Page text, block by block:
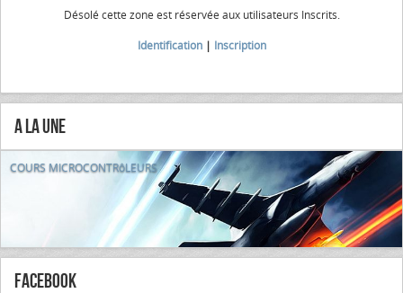
Désolé cette zone est réservée aux utilisateurs Inscrits.
Identification| Inscription
A la Une
COURS MICROCONTRôLEURS
FaceBook